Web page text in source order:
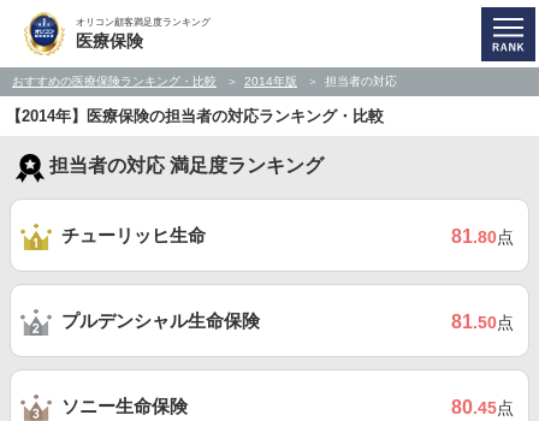
オリコン顧客満足度ランキング
医療保険
おすすめの医療保険ランキング・比較 2014年版 担当者の対応
【2014年】医療保険の担当者の対応ランキング・比較
担当者の対応 満足度ランキング
チューリッヒ生命 81.80点
プルデンシャル生命保険 81.50点
ソニー生命保険 80.45点